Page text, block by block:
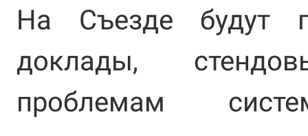
На Съезде будут
доклады,
проблемам